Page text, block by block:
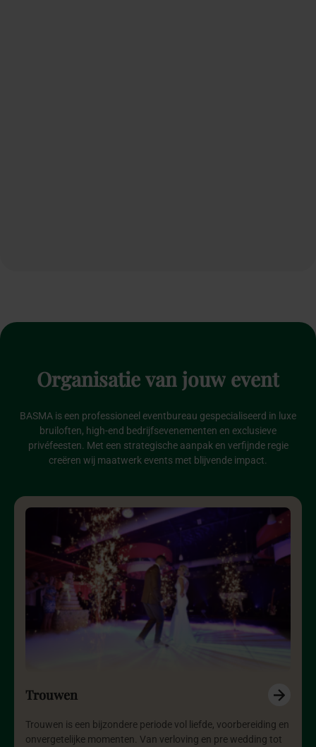
Organisatievanjouw event
BASMA is een professioneel eventbureau gespecialiseerd in luxe
bruiloften, high-end bedrijfsevenementen en exclusieve
privéfeesten. Met een strategische aanpak en verfijnde regie
creëren wij maatwerk events met blijvende impact.
Trouwen
Trouwen is een bijzondere periode vol liefde, voorbereiding en
onvergetelijke momenten. Van verloving en pre wedding tot